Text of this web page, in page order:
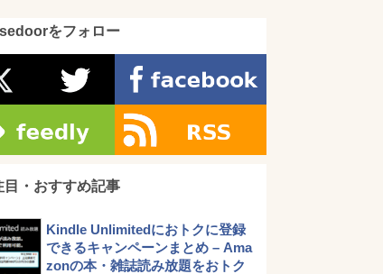
をフォロー
目・おすすめ記事
Kindle Unlimitedにおトクに登録
できるキャンペーンまとめ – Ama
zonの本・雑誌読み放題をおトク